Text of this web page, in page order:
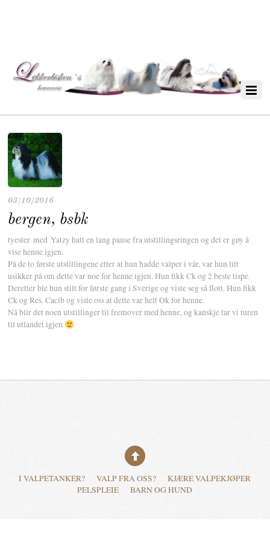
03/10/2016
bergen, bsbk
tyester med Yatzy hatt en lang pause fra utstillingsringen og det er gøy å
vise henne igjen.
På de to første utstillingene etter at hun hadde valper i vår, var hun litt
usikker på om dette var noe for henne igjen. Hun fikk Ck og 2 beste tispe.
Deretter ble hun stilt for første gang i Sverige og viste seg så flott. Hun fikk
Ck og Res. Cacib og viste oss at dette var helt Ok for henne.
Nå blir det noen utstillinger til fremover med henne, og kanskje tar vi turen
til utlandet igjen
I VALPETANKER? VALP FRA OSS?
KJÆRE VALPEKJØPER
PELSPLEIE
BARN OG HUND